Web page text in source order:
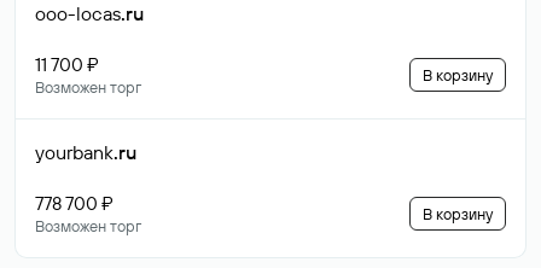
ooo-locas.ru
11 700 ₽
Возможен торг
В корзину
yourbank.ru
778 700 ₽
Возможен торг
В корзину